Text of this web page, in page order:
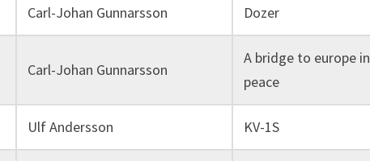
Carl-Johan Gunnarsson Dozer
Carl-Johan Gunnarsson
A bridge to europe in
peace
Ulf Andersson KV-1S